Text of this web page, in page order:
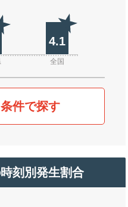
4.1
全国
件で探す
刻別発生割合